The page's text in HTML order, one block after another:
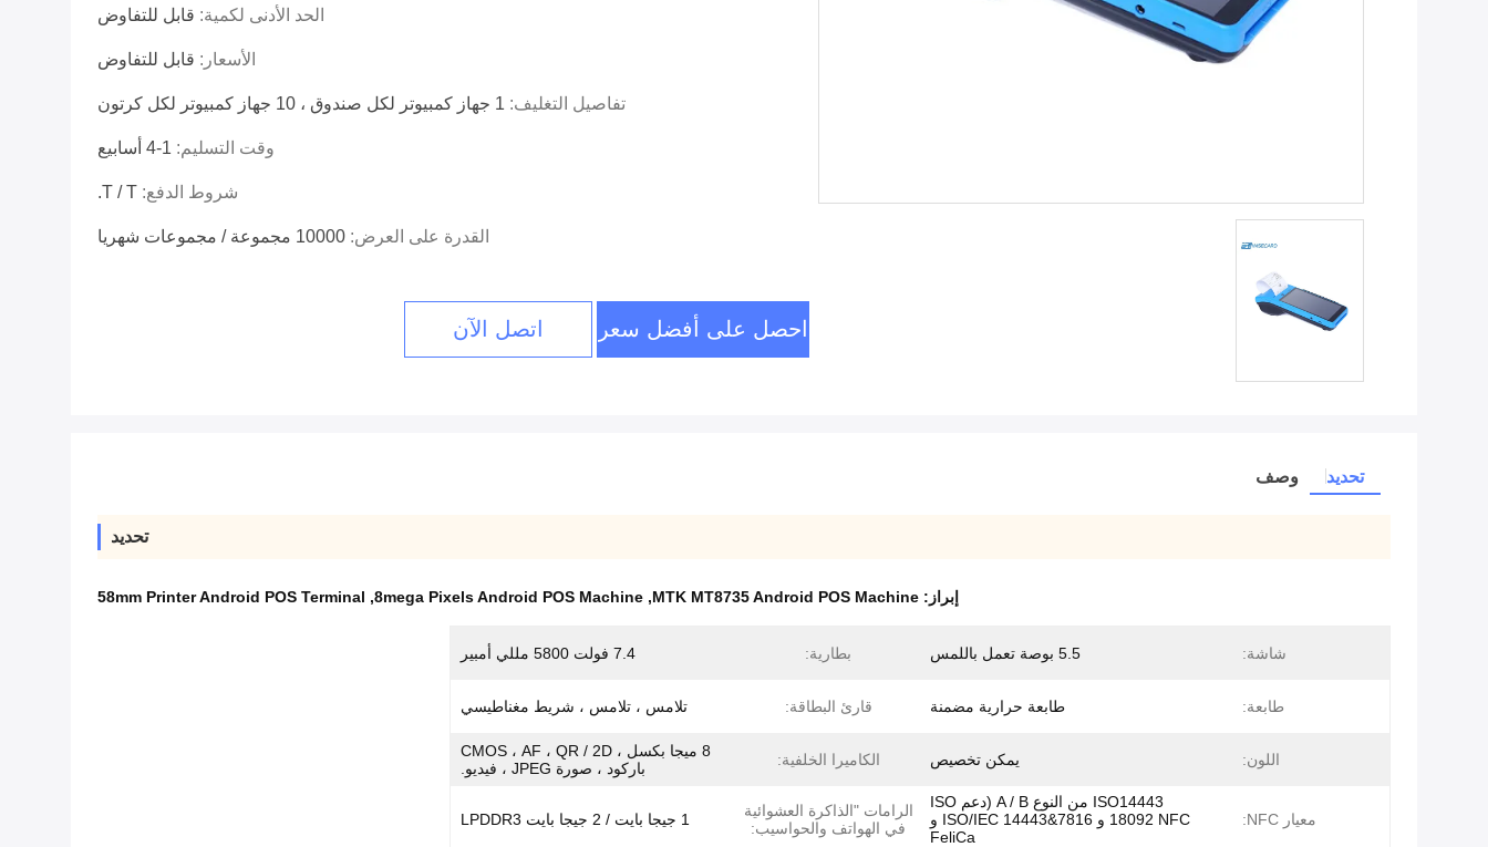
الحد الأدنى لكمية: قابل للتفاوض
الأسعار: قابل للتفاوض
تفاصيل التغليف: 1 جهاز كمبيوتر لكل صندوق ، 10 جهاز كمبيوتر لكل كرتون
وقت التسليم: 1-4 أسابيع
شروط الدفع: T / T.
القدرة على العرض: 10000 مجموعة / مجموعات شهريا
احصل على أفضل سعر اتصل الآن
تحديد وصف
تحديد
إبراز: MTK MT8735 Android POS Machine
,
8mega Pixels Android POS Machine
,
58mm Printer Android POS Terminal
شاشة: 5.5 بوصة تعمل باللمس بطارية: 7.4 فولت 5800 مللي أمبير
طابعة: طابعة حرارية مضمنة قارئ البطاقة: تلامس ، تلامس ، شريط مغناطيسي
اللون: يمكن تخصيص الكاميرا الخلفية:
8 ميجا بكسل ، CMOS ، AF ، QR / 2D
باركود ، صورة JPEG ، فيديو.
معيار NFC:
ISO14443 من النوع A / B (دعم ISO
18092 NFC و ISO/IEC 14443&7816 و
FeliCa
الرامات "الذاكرة العشوائية
في الهواتف والحواسيب:
1 جيجا بايت / 2 جيجا بايت LPDDR3